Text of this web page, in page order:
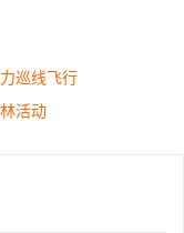
巡线飞行
活动